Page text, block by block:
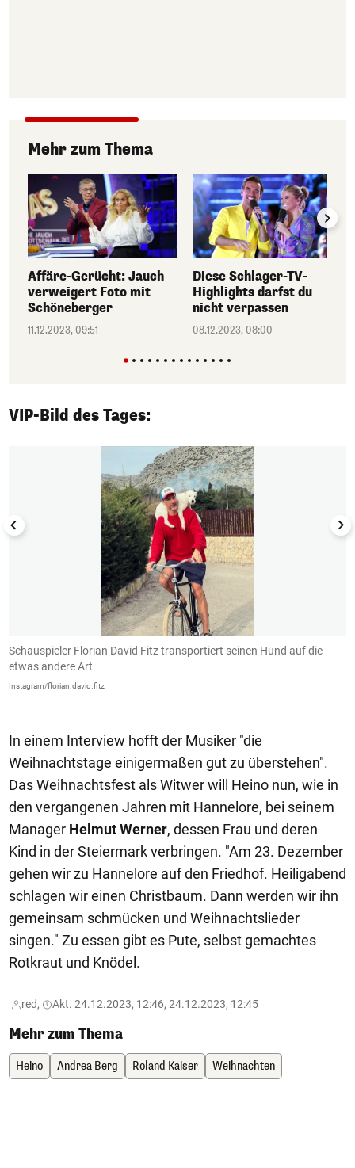
Mehr zum Thema
Affäre-Gerücht: Jauch
verweigert Foto mit
Schöneberger
11.12.2023, 09:51
Diese Schlager-TV-
Highlights darfst du
nicht verpassen
08.12.2023, 08:00
VIP-Bild des Tages:
1/50
Schauspieler Florian David Fitz transportiert seinen Hund auf die
etwas andere Art.
Instagram/florian.david.fitz
In einem Interview hofft der Musiker "die
Weihnachtstage einigermaßen gut zu überstehen".
Das Weihnachtsfest als Witwer will Heino nun, wie in
den vergangenen Jahren mit Hannelore, bei seinem
Manager Helmut Werner, dessen Frau und deren
Kind in der Steiermark verbringen. "Am 23. Dezember
gehen wir zu Hannelore auf den Friedhof. Heiligabend
schlagen wir einen Christbaum. Dann werden wir ihn
gemeinsam schmücken und Weihnachtslieder
singen." Zu essen gibt es Pute, selbst gemachtes
Rotkraut und Knödel.
red, Akt. 24.12.2023, 12:46, 24.12.2023, 12:45
Mehr zum Thema
Heino Andrea Berg Roland Kaiser Weihnachten